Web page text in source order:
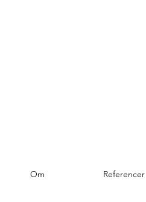
Om Referencer